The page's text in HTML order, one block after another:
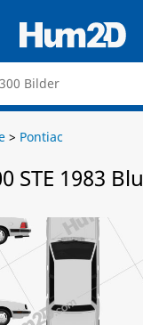
> Pontiac
STE 1983